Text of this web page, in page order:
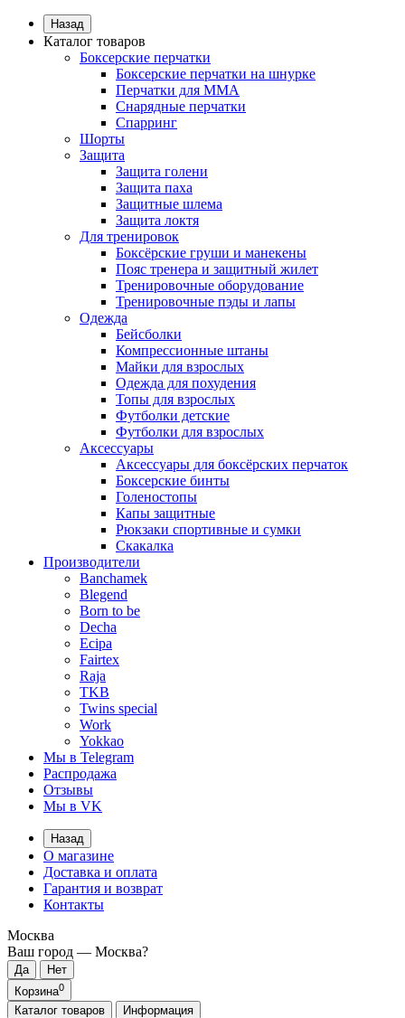
Назад
Каталог товаров
Боксерские перчатки
Боксерские перчатки на шнурке
Перчатки для ММА
Снарядные перчатки
Спарринг
Шорты
Защита
Защита голени
Защита паха
Защитные шлема
Защита локтя
Для тренировок
Боксёрские груши и манекены
Пояс тренера и защитный жилет
Тренировочные оборудование
Тренировочные пэды и лапы
Одежда
Бейсболки
Компрессионные штаны
Майки для взрослых
Одежда для похудения
Топы для взрослых
Футболки детские
Футболки для взрослых
Аксессуары
Аксессуары для боксёрских перчаток
Боксерские бинты
Голеностопы
Капы защитные
Рюкзаки спортивные и сумки
Скакалка
Производители
Banchamek
Blegend
Born to be
Decha
Ecipa
Fairtex
Raja
TKB
Twins special
Work
Yokkao
Мы в Telegram
Распродажа
Отзывы
Мы в VK
Назад
О магазине
Доставка и оплата
Гарантия и возврат
Контакты
Москва
Ваш город — Москва?
Корзина0
Каталог товаров Информация